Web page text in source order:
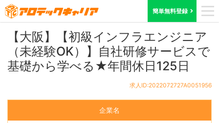
簡単無料登録
ホーム 求人検索 大阪府 求人ID:2022072727A0051956
【大阪】【初級インフラエンジニア
（未経験OK）】自社研修サービスで
基礎から学べる★年間休日125日
求人ID:2022072727A0051956
企業名